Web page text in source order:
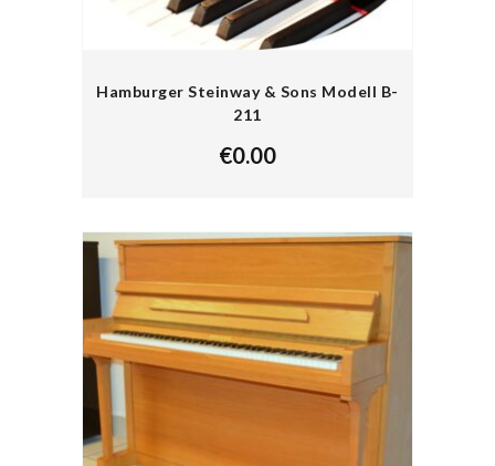
Hamburger Steinway & Sons Modell B-
211
€0.00